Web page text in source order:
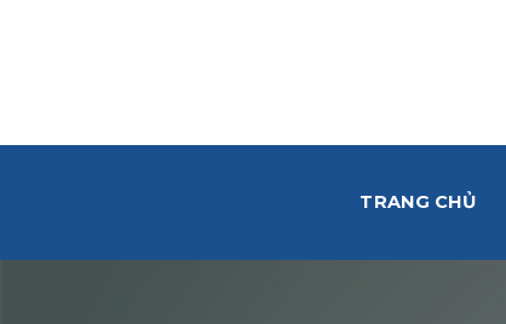
TRANG CHỦ